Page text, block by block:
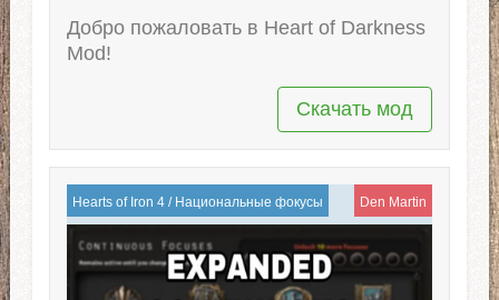
Добро пожаловать в Heart of Darkness
Mod!
Скачать мод
Hearts of Iron 4/ Национальные фокусы Den Martin